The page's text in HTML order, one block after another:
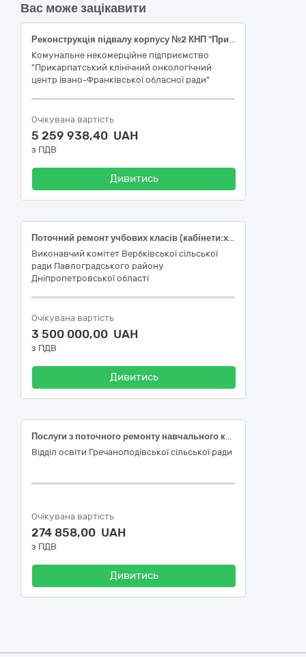
Вас може зацікавити
Реконструкція підвалу корпусу №2 КНП "Прикарпатський клінічний онкологічний центр Івано-Франківської обласної ради" під приміщен-ня найпростішого укриття по вул. Медична, 17 м. Івано Франківськ (коригування)
Комунальне некомерційне підприємство
"Прикарпатський клінічний онкологічний
центр Івано-Франківської обласної ради"
Очікувана вартість
5 259 938,40 UAH
з ПДВ
Дивитись
Поточний ремонт учбових класів (кабінети:хімії №23, фізики №21, географії №25, історії №24, біології №27, математики №28) Вербківського ліцею Вербківської сільської ради за адресою: вул. Центральна,13 в с.Вербки Павлоградського району Дніпропетровської області
Виконавчий комітет Вербківської сільської
ради Павлоградського району
Дніпропетровської області
Очікувана вартість
3 500 000,00 UAH
з ПДВ
Дивитись
Послуги з поточного ремонту навчального кабінету біології (лабораторії) НУШ навчального закладу Олександрівський ліцей Гречаноподіської сільської ради Криворізького району Дніпропетровської області за адресою:с.Олександрівка,вул.Шкільна,20 Криворізький район Дніпропетровська область
Відділ освіти Гречаноподівської сільської ради
Очікувана вартість
274 858,00 UAH
з ПДВ
Дивитись